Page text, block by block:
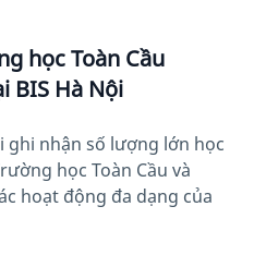
học Toàn Cầu
BIS Hà Nội
ghi nhận số lượng lớn học
học Toàn Cầu và
hoạt động đa dạng của